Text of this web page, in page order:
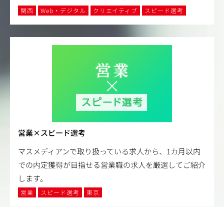
関西 Web・デジタル クリエイティブ スピード選考
営業×スピード選考
マスメディアンで取り扱っている求人から、1カ月以内
での内定獲得が目指せる営業職の求人を厳選してご紹介
します。
営業 スピード選考 東京